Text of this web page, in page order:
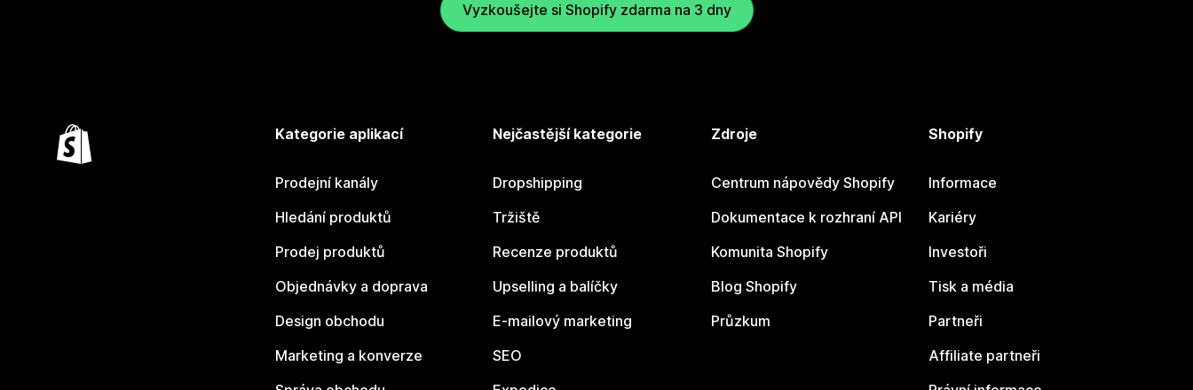
Vyzkoušejte si Shopify zdarma na 3 dny
Kategorie aplikací
Prodejní kanály
Hledání produktů
Prodej produktů
Objednávky a doprava
Design obchodu
Marketing a konverze
Nejčastější kategorie
Dropshipping
Tržiště
Recenze produktů
Upselling a balíčky
E-mailový marketing
SEO
Zdroje
Centrum nápovědy Shopify
Dokumentace k rozhraní API
Komunita Shopify
Blog Shopify
Průzkum
Shopify
Informace
Kariéry
Investoři
Tisk a média
Partneři
Affiliate partneři